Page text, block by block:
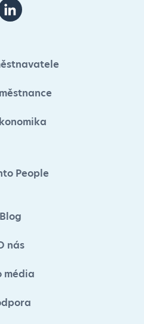
People
Blog
nás
média